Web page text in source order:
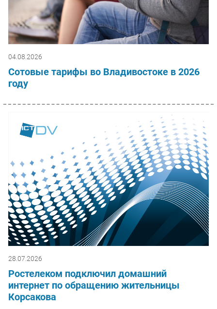
04.08.2026
Сотовые тарифы во Владивостоке в 2026
году
28.07.2026
Ростелеком подключил домашний
интернет по обращению жительницы
Корсакова